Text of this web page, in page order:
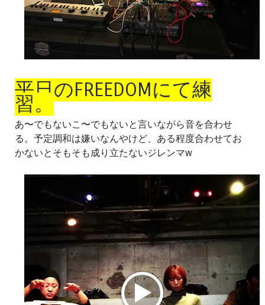
平日のFREEDOMにて練
習。
あ〜でもないこ〜でもないと言いながら音を合わせ
る。予定調和は嫌いなんやけど、ある程度合わせてお
かないとそもそも成り立たないジレンマw